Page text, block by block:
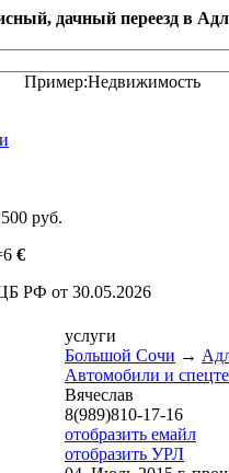
дачный переезд в
Пример:Недвижимость
500 руб.
6 €
РФ от 30.05.2026
услуги
Большой Сочи →
Автомобили и
Вячеслав
8(989)810-17-16
отобразить емайл
отобразить УРЛ